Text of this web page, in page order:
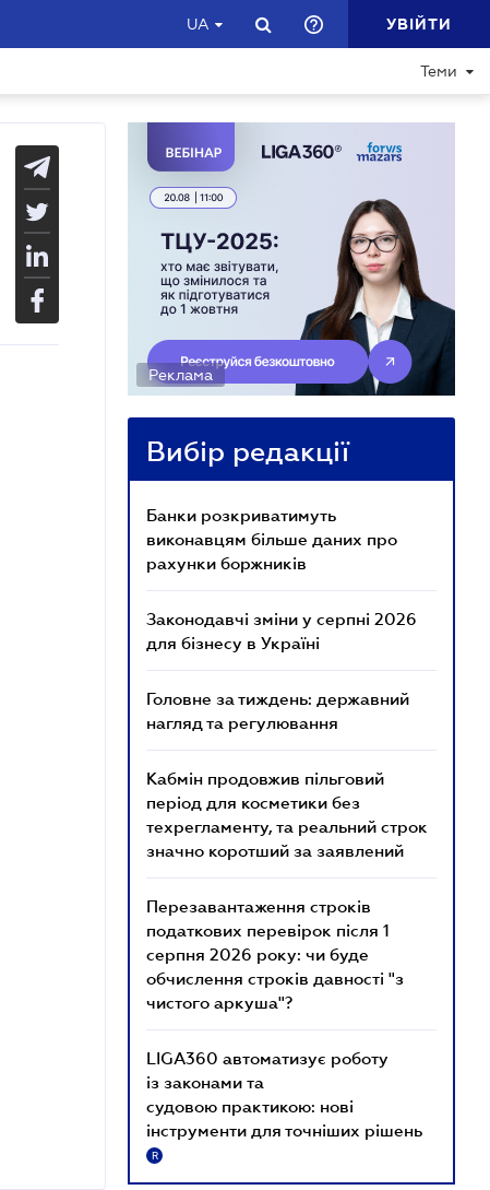
UA УВІЙТИ
Теми
Реклама
Вибір редакції
Банки розкриватимуть
виконавцям більше даних про
рахунки боржників
Законодавчі зміни у серпні 2026
для бізнесу в Україні
Головне за тиждень: державний
нагляд та регулювання
Кабмін продовжив пільговий
період для косметики без
техрегламенту, та реальний строк
значно коротший за заявлений
Перезавантаження строків
податкових перевірок після 1
серпня 2026 року: чи буде
обчислення строків давності "з
чистого аркуша"?
LIGA360 автоматизує роботу
із законами та
судовою практикою: нові
інструменти для точніших рішень
R